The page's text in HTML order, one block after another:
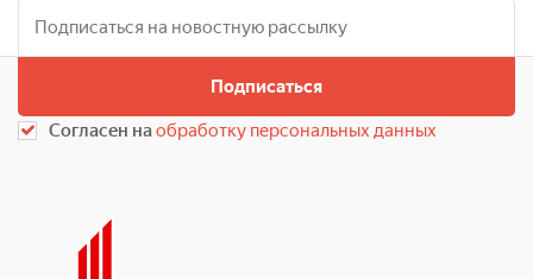
Подписаться
Согласен наобработку персональных данных